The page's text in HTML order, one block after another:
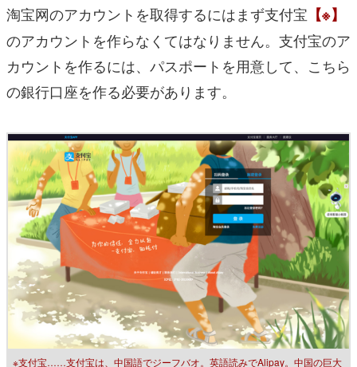
淘宝网のアカウントを取得するにはまず支付宝 【※】
のアカウントを作らなくてはなりません。支付宝のア
カウントを作るには、パスポートを用意して、こちら
の銀行口座を作る必要があります。
※支付宝……支付宝は、中国語でジーフバオ。英語読みでAlipay。中国の巨大